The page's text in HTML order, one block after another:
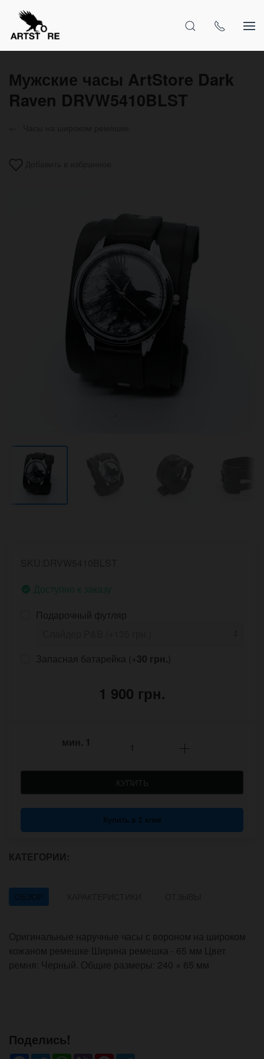
Мужские часы ArtStore Dark
Raven DRVW5410BLST
Доступно к заказу
Подарочный футляр
Запасная батарейка (+30 грн.)
1 900 грн.
мин. 1
КУПИТЬ
Купить в 1 клик
КАТЕГОРИИ:
ОБЗОР
Оригинальные наручные часы с вороном на широком
кожаном ремешке Ширина ремешка - 65 мм Цвет
ремня: Черный. Общие размеры: 240 × 65 мм
Поделись!